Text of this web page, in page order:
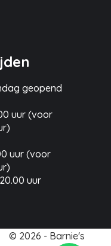
geopend
uur (voor
uur (voor
uur
© 2026 - Barnie's